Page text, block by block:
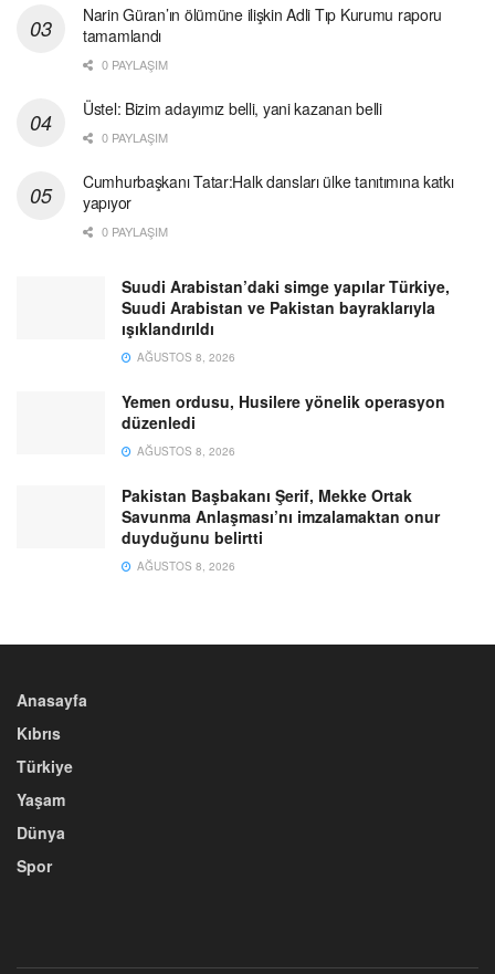
Narin Güran’ın ölümüne ilişkin Adli Tıp Kurumu raporu
tamamlandı
0 PAYLAŞIM
Üstel: Bizim adayımız belli, yani kazanan belli
0 PAYLAŞIM
Cumhurbaşkanı Tatar:Halk dansları ülke tanıtımına katkı
yapıyor
0 PAYLAŞIM
Suudi Arabistan’daki simge yapılar Türkiye,
Suudi Arabistan ve Pakistan bayraklarıyla
ışıklandırıldı
AĞUSTOS 8, 2026
Yemen ordusu, Husilere yönelik operasyon
düzenledi
AĞUSTOS 8, 2026
Pakistan Başbakanı Şerif, Mekke Ortak
Savunma Anlaşması’nı imzalamaktan onur
duyduğunu belirtti
AĞUSTOS 8, 2026
Anasayfa
Kıbrıs
Türkiye
Yaşam
Dünya
Spor